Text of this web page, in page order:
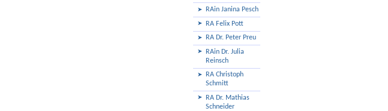
RAin Janina Pesch
RA Felix Pott
RA Dr. Peter Preu
RAin Dr. Julia
Reinsch
RA Christoph
Schmitt
RA Dr. Mathias
Schneider